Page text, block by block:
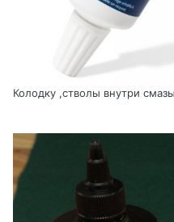
Колодку ,стволы внутри